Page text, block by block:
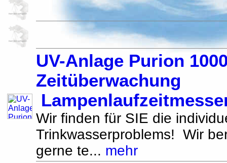
UV-Anlage Purion
Zeitüberwachung
Wir finden für SIE die
Trinkwasserproblems! Wir
gerne te... mehr